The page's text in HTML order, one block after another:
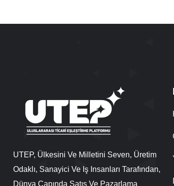
UTEP, Ülkesini Ve Milletini Seven, Üretim
Odaklı, Sanayici Ve Iş Insanları Tarafından,
Dünya Çapında Satış Ve Pazarlama